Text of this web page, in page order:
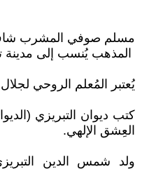
مسلم صوفي المشرب
المذهب يُنسب إلى مدينة
يُعتبر المُعلم الروحي
كتب ديوان التبريزي
العِشق الإلهي.